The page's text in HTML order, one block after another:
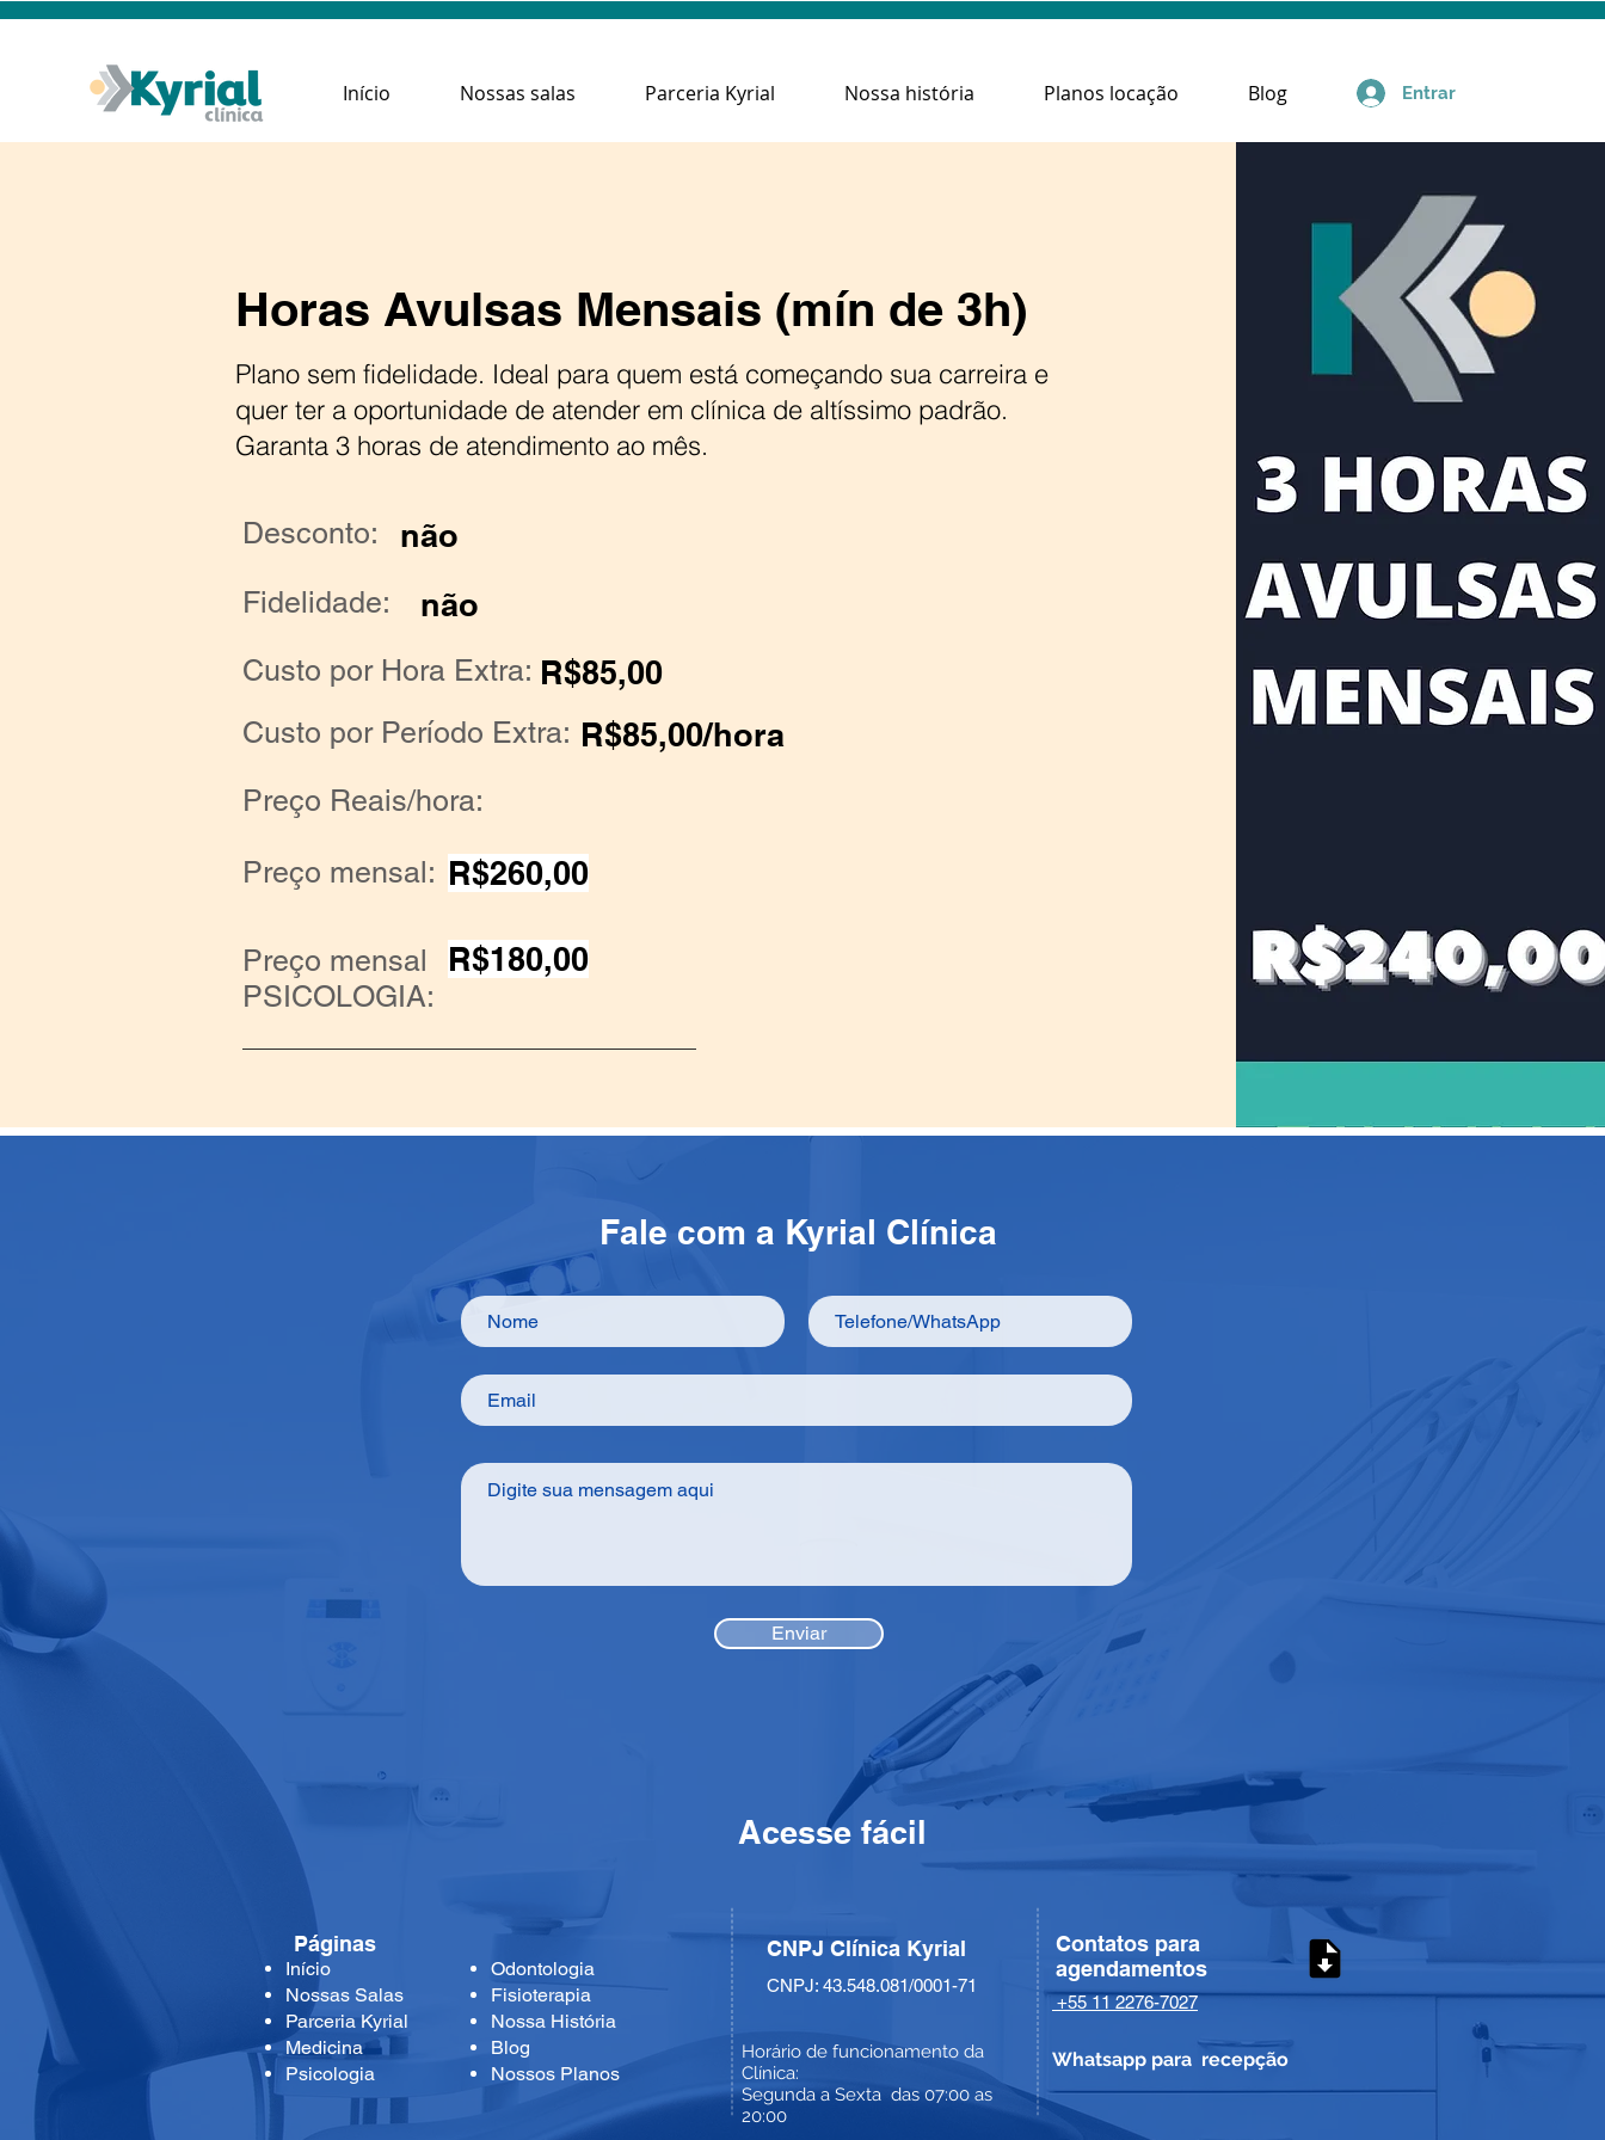
Início Nossas salas Parceria Kyrial Nossa história Planos locação Blog Entrar
Horas Avulsas Mensais (mín de 3h)
Plano sem fidelidade. Ideal para quem está começando sua carreira e
quer ter a oportunidade de atender em clínica de altíssimo padrão.
Garanta 3 horas de atendimento ao mês.
Desconto: não
Fidelidade: não
Custo por Hora Extra: R$85,00
Custo por Período Extra: R$85,00/hora
Preço Reais/hora:
Preço mensal: R$260,00
Preço mensal
PSICOLOGIA:
R$180,00
Fale com a Kyrial Clínica
Enviar
Acesse fácil
Páginas
Início
Nossas Salas
Parceria Kyrial
Medicina
Psicologia
CNPJ Clínica Kyrial
CNPJ: 43.548.081/0001-71
Contatos para
agendamentos
+55 11 2276-7027
Odontologia
Fisioterapia
Nossa História
Blog
Nossos Planos
Horário de funcionamento da
Clínica:
Segunda a Sexta das 07:00 as
20:00
Whatsapp para recepção